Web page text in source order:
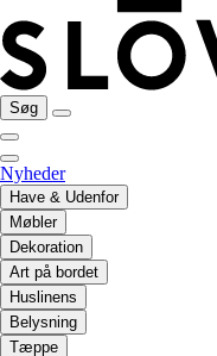
Søg
Nyheder
Have & Udenfor
Møbler
Dekoration
Art på bordet
Huslinens
Belysning
Tæppe